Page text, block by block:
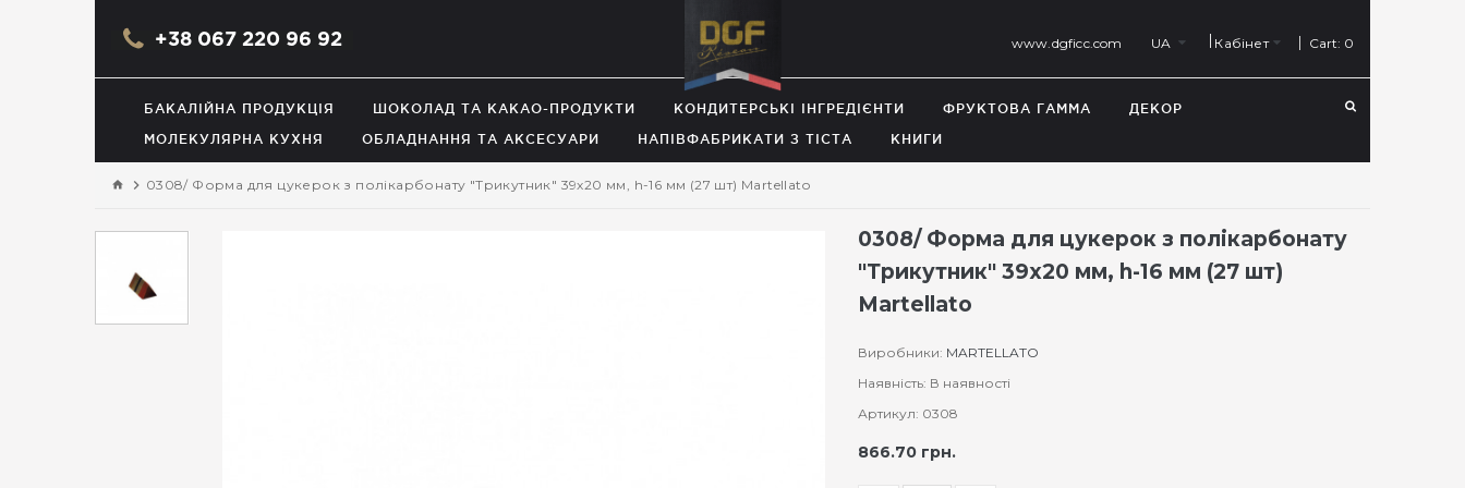
+38 067 220 96 92 Cart: 0
Кабінет
UA
www.dgficc.com
БАКАЛІЙНА ПРОДУКЦІЯ ШОКОЛАД ТА КАКАО-ПРОДУКТИ КОНДИТЕРСЬКІ ІНГРЕДІЄНТИ ФРУКТОВА ГАММА ДЕКОР
МОЛЕКУЛЯРНА КУХНЯ ОБЛАДНАННЯ ТА АКСЕСУАРИ НАПІВФАБРИКАТИ З ТІСТА КНИГИ
0308/ Форма для цукерок з полікарбонату "Трикутник" 39х20 мм, h-16 мм (27 шт) Martellato
0308/ Форма для цукерок з полікарбонату
"Трикутник" 39х20 мм, h-16 мм (27 шт)
Martellato
Виробники: MARTELLATO
Наявність: В наявності
Артикул: 0308
866.70 грн.